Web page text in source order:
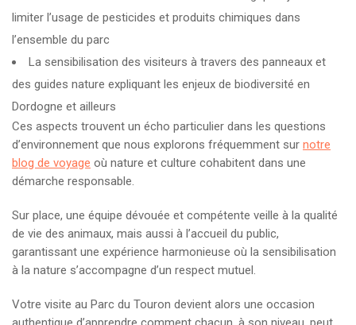
limiter l’usage de pesticides et produits chimiques dans
l’ensemble du parc
La sensibilisation des visiteurs à travers des panneaux et
des guides nature expliquant les enjeux de biodiversité en
Dordogne et ailleurs
Ces aspects trouvent un écho particulier dans les questions
d’environnement que nous explorons fréquemment sur notre
blog de voyage où nature et culture cohabitent dans une
démarche responsable.
Sur place, une équipe dévouée et compétente veille à la qualité
de vie des animaux, mais aussi à l’accueil du public,
garantissant une expérience harmonieuse où la sensibilisation
à la nature s’accompagne d’un respect mutuel.
Votre visite au Parc du Touron devient alors une occasion